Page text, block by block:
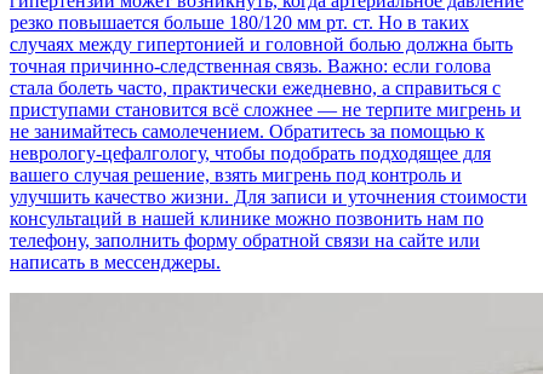
резко повышается больше 180/120 мм рт. ст. Но в таких
случаях между гипертонией и головной болью должна быть
точная причинно-следственная связь. Важно: если голова
стала болеть часто, практически ежедневно, а справиться с
приступами становится всё сложнее — ​​не терпите мигрень и
не занимайтесь самолечением. Обратитесь за помощью к
неврологу-цефалгологу, чтобы подобрать подходящее для
вашего случая решение, взять мигрень под контроль и
улучшить качество жизни. Для записи и уточнения стоимости
консультаций в нашей клинике можно позвонить нам по
телефону, заполнить форму обратной связи на сайте или
написать в мессенджеры.